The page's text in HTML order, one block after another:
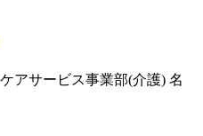
アサービス事業部(介護) 名